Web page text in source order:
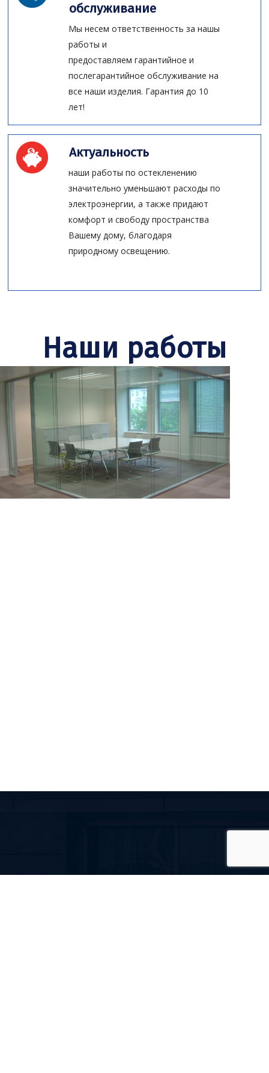
обслуживание
Мы несем ответственность за нашы
работы и
предоставляем гарантийное и
послегарантийное обслуживание на
все наши изделия. Гарантия до 10
лет!
Актуальность
наши работы по остекленению
значительно уменьшают расходы по
электроэнергии, а также придают
комфорт и свободу пространства
Вашему дому, благодаря
природному освещению.
Наши работы